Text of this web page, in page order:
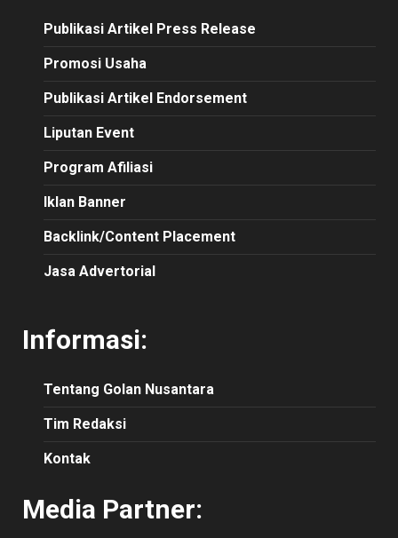
Publikasi Artikel Press Release
Promosi Usaha
Publikasi Artikel Endorsement
Liputan Event
Program Afiliasi
Iklan Banner
Backlink/Content Placement
Jasa Advertorial
Informasi:
Tentang Golan Nusantara
Tim Redaksi
Kontak
Media Partner: